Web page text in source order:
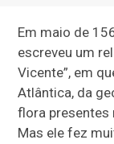
Em maio de
escreveu um
Vicente”, em
Atlântica, da
flora presentes
Mas ele fez